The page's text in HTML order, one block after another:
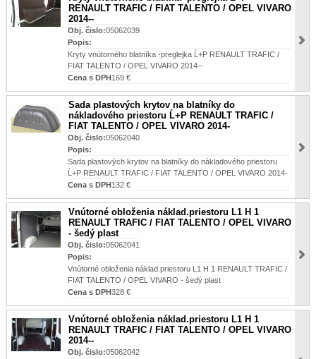
RENAULT TRAFIC / FIAT TALENTO / OPEL VIVARO
2014--
Obj. čislo:05062039
Popis:
Kryty vnútorného blatníka -preglejka Ĺ+P RENAULT TRAFIC /
FIAT TALENTO / OPEL VIVARO 2014--
Cena s DPH169 €
Sada plastových krytov na blatníky do
nákladového priestoru Ĺ+P RENAULT TRAFIC /
FIAT TALENTO / OPEL VIVARO 2014-
Obj. čislo:05062040
Popis:
Sada plastových krytov na blatníky do nákladového priestoru
Ĺ+P RENAULT TRAFIC / FIAT TALENTO / OPEL VIVARO 2014-
Cena s DPH132 €
Vnútorné obloženia náklad.priestoru L1 H 1
RENAULT TRAFIC / FIAT TALENTO / OPEL VIVARO
- šedý plast
Obj. čislo:05062041
Popis:
Vnútorné obloženia náklad.priestoru L1 H 1 RENAULT TRAFIC /
FIAT TALENTO / OPEL VIVARO - šedý plast
Cena s DPH328 €
Vnútorné obloženia náklad.priestoru L1 H 1
RENAULT TRAFIC / FIAT TALENTO / OPEL VIVARO
2014--
Obj. čislo:05062042